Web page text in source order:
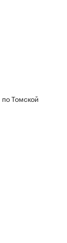
Томской